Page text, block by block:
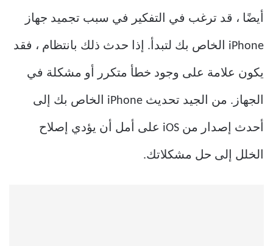
أيضًا ، قد ترغب في التفكير في سبب تجميد جهاز
iPhone الخاص بك لتبدأ. إذا حدث ذلك بانتظام ، فقد
يكون علامة على وجود خطأ متكرر أو مشكلة في
الجهاز. من الجيد تحديث iPhone الخاص بك إلى
أحدث إصدار من iOS على أمل أن يؤدي إصلاح
الخلل إلى حل مشكلاتك.